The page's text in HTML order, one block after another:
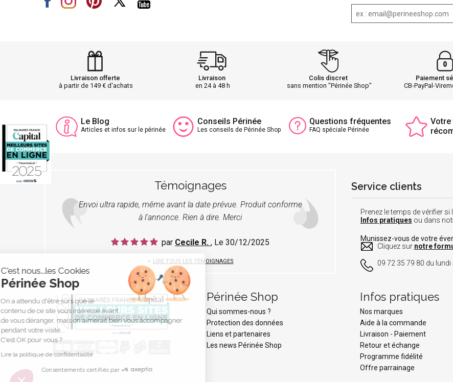
Livraison offerte
à partir de 149 € d'achats
Livraison
en 24 à 48 h
Colis discret
sans mention "Périnée Shop"
Paiement
CB-PayPal-
Le Blog
Articles et infos sur le périnée
Conseils Périnée
Les conseils de Périnée Shop
Questions fréquentes
FAQ spéciale Périnée
Votre
Témoignages
Envoi ultra rapide, même avant la date prévue. Produit conforme
à l'annonce. Rien à dire. Merci
par Cecile R. , Le 30/12/2025
LIRE TOUS LES TÉMOIGNAGES
Service clients
Prenez le temps de vérifier
Infos pratiques ou dans
Munissez-vous de votre
Cliquez sur notre
09 72 35 79 80 du lundi
Périnée Shop
Qui sommes-nous ?
Protection des données
Liens et partenaires
Les news Périnée Shop
Infos pratiques
Nos marques
Aide à la commande
Livraison - Paiement
Retour et échange
Programme fidélité
Offre parrainage
C'est nous...les Cookies
Périnée Shop
On a attendu d'être sûrs que le
contenu de ce site vous intéresse avant
de vous déranger, mais on aimerait bien vous accompagner
pendant votre visite...
C'est OK pour vous ?
Lire la politique de confidentialité
Consentements certifiés par